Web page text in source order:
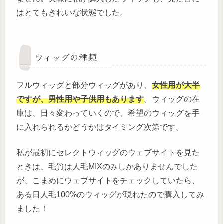
はとてもきれいな状態でした。
ウィッグの種類
フルウィッグと部分ウィッグがあり、 女性用が大半
ですが、男性用や子供用もあります。ウィッグの在
庫は、日々変わっていくので、希望のウィッグを手
に入れられるかどうかはタイミング次第です。
私が最初にセレクトウィッグのウェブサイトを見た
ときは、毛質は人毛MIXのみしかありませんでした
が、こまめにウェブサイトをチェックしていたら、
ある日人毛100%のウィッグが現れたので購入してみ
ました！